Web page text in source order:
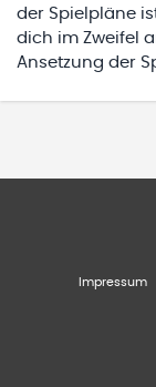
der Spielpläne
dich im Zweifel
Ansetzung der
Impressum